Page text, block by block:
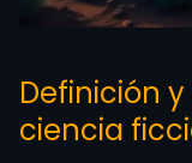
Definición
ciencia